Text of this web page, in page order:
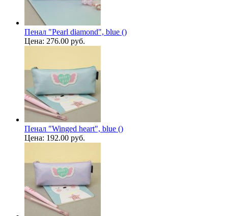
Пенал "Pearl diamond", blue ()
Цена: 276.00 руб.
Пенал "Winged heart", blue ()
Цена: 192.00 руб.